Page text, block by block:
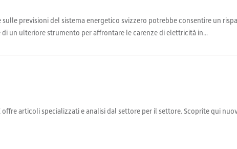
previsioni del sistema energetico svizzero potrebbe consentire un
un ulteriore strumento per affrontare le carenze di elettricità in...
articoli specializzati e analisi dal settore per il settore. Scoprite qui